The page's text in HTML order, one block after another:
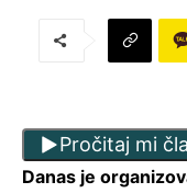
Pročitaj mi
Danas je